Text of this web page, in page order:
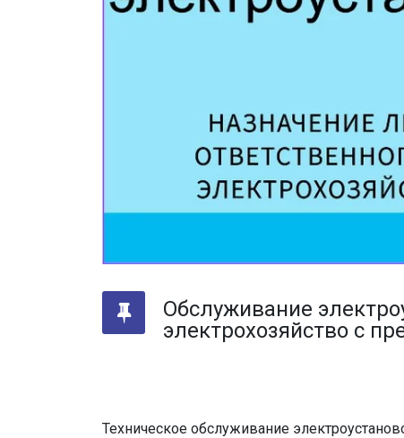
Обслуживание
электрохозяйство с
Техническое обслуживание